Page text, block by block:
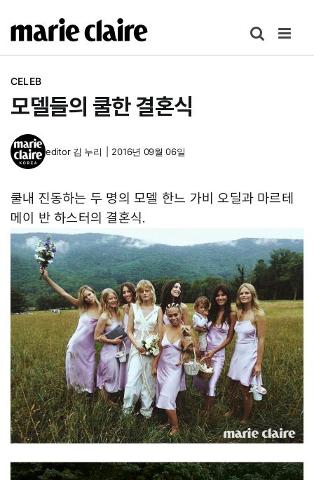
텐
건CELEB
모델들의 쿨한 결혼식
editor 김 누리 2016년 09월 06일
쿨내 진동하는 두 명의 모델 한느 가비 오딜과 마르테
메이 반 하스터의 결혼식.